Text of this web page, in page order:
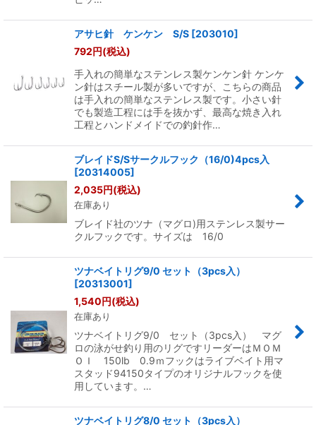
アサヒ針 ケンケン S/S [203010]
792円(税込)
手入れの簡単なステンレス製ケンケン針 ケンケ
ン針はスチール製が多いですが、こちらの商品
は手入れの簡単なステンレス製です。小さい針
でも製造工程には手を抜かず、最高な焼き入れ
工程とハンドメイドでの釣針作…
ブレイドS/Sサークルフック（16/0)4pcs入
[20314005]
2,035円(税込)
在庫あり
ブレイド社のツナ（マグロ)用ステンレス製サー
クルフックです。サイズは 16/0
ツナベイトリグ9/0 セット（3pcs入）
[20313001]
1,540円(税込)
在庫あり
ツナベイトリグ9/0 セット（3pcs入） マグ
ロの泳がせ釣り用のリグですリーダーはＭＯＭ
ＯＩ 150lb 0.9ｍフックはライブベイト用マ
スタッド94150タイプのオリジナルフックを使
用しています。…
ツナベイトリグ8/0 セット（3pcs入）